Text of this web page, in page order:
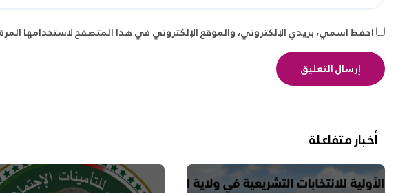
احفظ اسمي، بريدي الإلكتروني، والموقع الإلكتروني في هذا المتصفح لاستخدامها
أخبار متفاعلة